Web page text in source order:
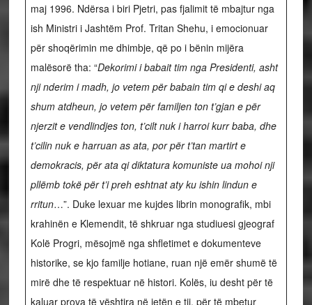
maj 1996. Ndërsa i biri Pjetri, pas fjalimit të mbajtur nga
ish Ministri i Jashtëm Prof. Tritan Shehu, i emocionuar
për shoqërimin me dhimbje, që po i bënin mijëra
malësorë tha: “Dekorimi i babait tim nga Presidenti, asht
nji nderim i madh, jo vetem për babain tim qi e deshi aq
shum atdheun, jo vetem për familjen ton t’gjan e për
njerzit e vendlindjes ton, t’cilt nuk i harroi kurr baba, dhe
t’cilin nuk e harruan as ata, por për t’tan martirt e
demokracis, për ata qi diktatura komuniste ua mohoi nji
pllëmb tokë për t’i preh eshtnat aty ku ishin lindun e
rritun…”. Duke lexuar me kujdes librin monografik, mbi
krahinën e Klemendit, të shkruar nga studiuesi gjeograf
Kolë Progri, mësojmë nga shfletimet e dokumenteve
historike, se kjo familje hotiane, ruan një emër shumë të
mirë dhe të respektuar në histori. Kolës, iu desht për të
kaluar prova të vështira në jetën e tij, për të mbetur